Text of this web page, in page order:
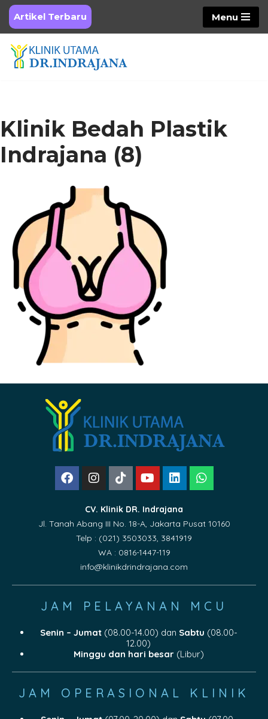
Skip
to
content
Artikel Terbaru Menu
Klinik Bedah Plastik
Indrajana (8)
CV. Klinik DR. Indrajana
Jl. Tanah Abang III No. 18-A, Jakarta Pusat 10160
Telp : (021) 3503033, 3841919
WA : 0816-1447-119
info@klinikdrindrajana.com
JAM PELAYANAN MCU
Senin – Jumat(08.00-14.00) dan Sabtu (08.00-
12.00)
Minggu dan hari besar(Libur)
JAM OPERASIONAL KLINIK